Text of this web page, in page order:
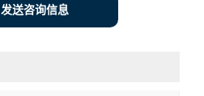
发送咨询信息